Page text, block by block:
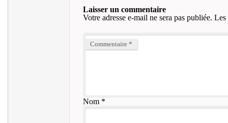
Laisser un commentaire
Votre adresse e-mail ne sera pas publiée. Les
Commentaire *
Nom*